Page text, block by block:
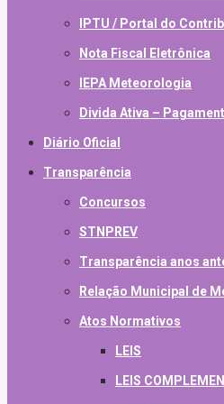
IPTU / Portal do
Nota Fiscal Eletrônica
IEPA Meteorologia
Divida Ativa –
Diário Oficial
Transparência
Concursos
STNPREV
Transparência anos
Relação Municipal de
Atos Normativos
LEIS
LEIS